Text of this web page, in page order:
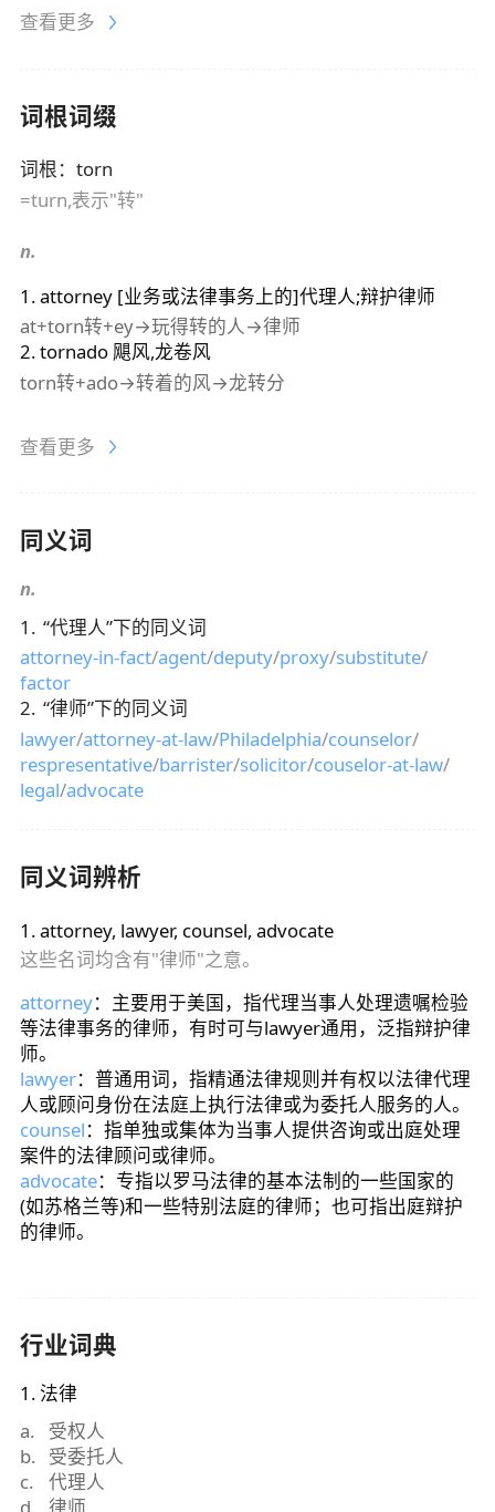
查看更多
词根词缀
词根： torn
=turn,表示"转"
n.
1 .attorney [业务或法律事务上的]代理人;辩护律师
at+torn转+ey→玩得转的人→律师
2.tornado 飓风,龙卷风
torn转+ado→转着的风→龙转分
查看更多
同义词
n.
1 . “代理人”下的同义词
attorney-in-fact/agent/deputy/proxy/substitute/
factor
2. “律师”下的同义词
lawyer/attorney-at-law/Philadelphia/counselor/
respresentative/barrister/solicitor/couselor-at-law/
legal/advocate
同义词辨析
1 .attorney, lawyer, counsel, advocate
这些名词均含有"律师"之意。
attorney：主要用于美国，指代理当事人处理遗嘱检验
等法律事务的律师，有时可与lawyer通用，泛指辩护律
师。
lawyer：普通用词，指精通法律规则并有权以法律代理
人或顾问身份在法庭上执行法律或为委托人服务的人。
counsel：指单独或集体为当事人提供咨询或出庭处理
案件的法律顾问或律师。
advocate：专指以罗马法律的基本法制的一些国家的
(如苏格兰等)和一些特别法庭的律师；也可指出庭辩护
的律师。
行业词典
1 . 法律
a.
受权人
b. 受委托人
c.
代理人